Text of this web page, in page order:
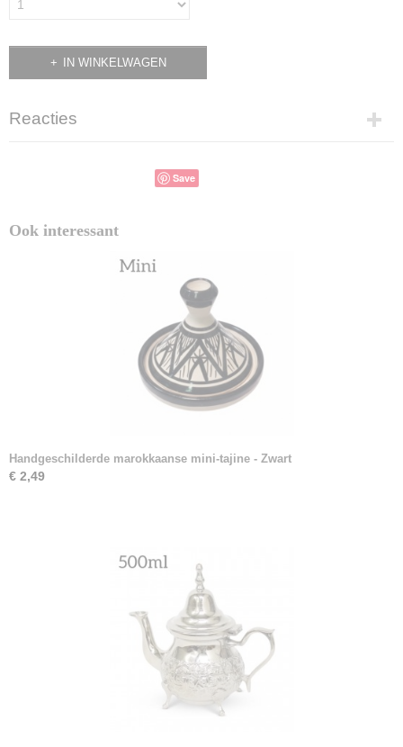
IN WINKELWAGEN
Reacties
Save
Ook interessant
Handgeschilderde marokkaanse mini-tajine - Zwart
€ 2,49